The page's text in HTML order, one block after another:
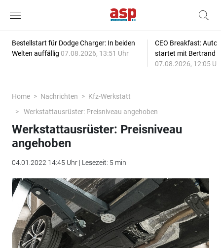
Bestellstart für Dodge Charger: In beiden
Welten auffällig 07.08.2026, 13:51 Uhr
CEO Breakfast:
startet mit Bertrand
07.08.2026, 12:05
Home Nachrichten
Kfz-Werkstatt
Werkstattausrüster: Preisniveau angehoben
Werkstattausrüster: Preisniveau
angehoben
04.01.2022 14:45 Uhr | Lesezeit: 5 min